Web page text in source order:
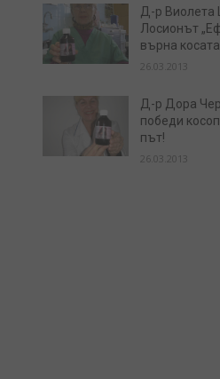
Д-р Виолета
Лосионът
върна
26.03.2013
Д-р Дора
победи
път!
26.03.2013